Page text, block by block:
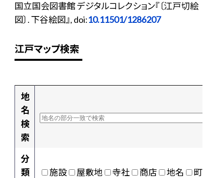
国立国会図書館 デジタルコレクション『〔江戸切絵
図〕. 下谷絵図』, doi:10.11501/1286207
江戸マップ検索
地
名
検
索
分
類
施設 屋敷地 寺社 商店 地名
町村